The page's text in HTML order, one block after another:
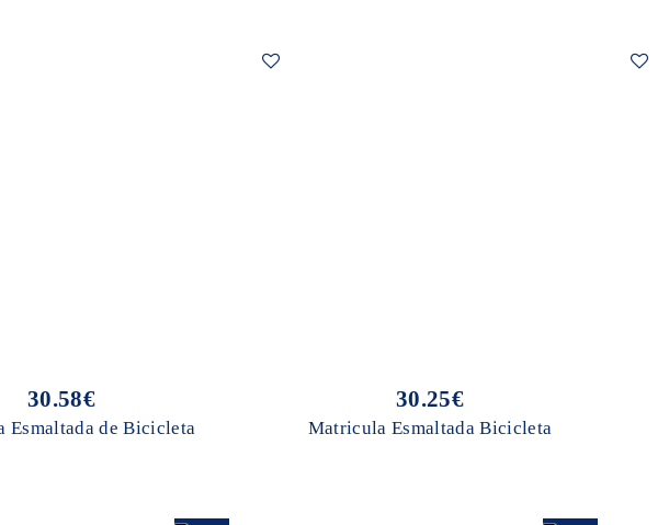
30.58€
Esmaltada de Bicicleta
30.25€
Matricula Esmaltada Bicicleta